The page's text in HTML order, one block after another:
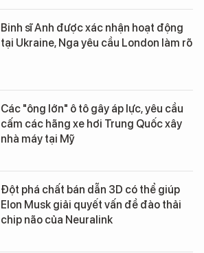
Binh sĩ Anh được xác nhận hoạt động
tại Ukraine, Nga yêu cầu London làm rõ
Các "ông lớn" ô tô gây áp lực, yêu cầu
cấm các hãng xe hơi Trung Quốc xây
nhà máy tại Mỹ
Đột phá chất bán dẫn 3D có thể giúp
Elon Musk giải quyết vấn đề đào thải
chip não của Neuralink